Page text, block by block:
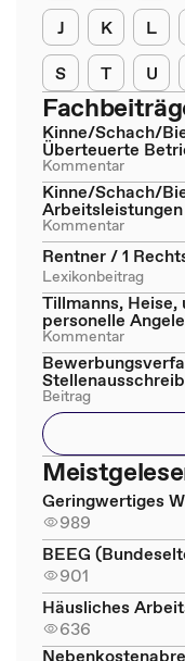
J
K L
S
T U
Kinne/Schach/
Überteuerte
Kommentar
Kinne/Schach/
Kommentar
Rentner / 1
Lexikonbeitrag
Tillmanns, Heise,
personelle
Kommentar
Beitrag
Geringwertiges
989
BEEG
901
Häusliches
636